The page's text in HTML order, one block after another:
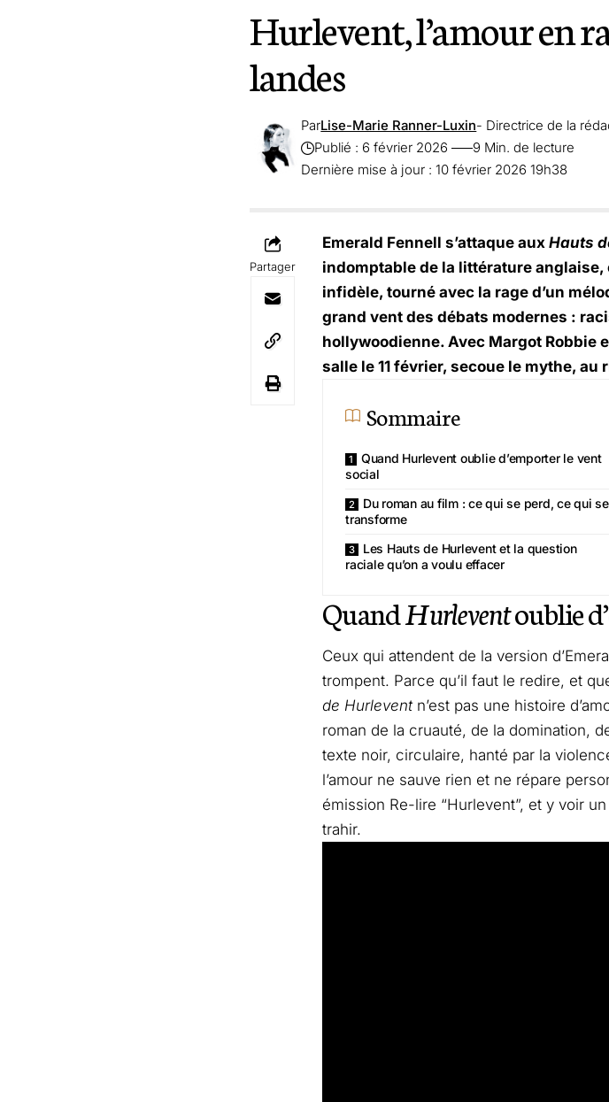
Hurlevent, l’amour en
landes
Dernière mise à jour : 10 février 2026 19h38
ParLise-Marie Ranner-Luxin- Directrice de la
Publié : 6 février 2026
9 Min. de lecture
Partager
Emerald Fennell s’attaque aux Hauts
indomptable de la littérature
infidèle, tourné avec la rage d’un
grand vent des débats modernes :
hollywoodienne. Avec Margot Robbie
salle le 11 février, secoue le mythe, au
Sommaire
Quand Hurlevent oublie d’emporter le vent
social
Du roman au film : ce qui se perd, ce qui se
transforme
Les Hauts de Hurlevent et la question
raciale qu’on a voulu effacer
QuandHurleventoublie
Ceux qui attendent de la version
trompent. Parce qu’il faut le redire, et
de Hurleventn’est pas une histoire
roman de la cruauté, de la domination,
texte noir, circulaire, hanté par la
l’amour ne sauve rien et ne répare
émission Re-lire “Hurlevent”, et y voir
trahir.